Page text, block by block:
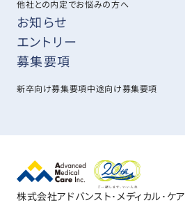
他社との内定でお悩みの方へ
お知らせ
エントリー
募集要項
新卒向け募集要項中途向け募集要項
株式会社アドバンスト･メディカル･ケア